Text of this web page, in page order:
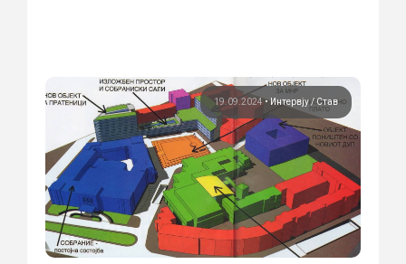
19.09.2024•Интервју Став